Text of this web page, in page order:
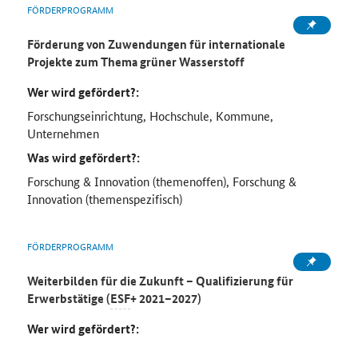
FÖRDERPROGRAMM
Förderung von Zuwendungen für internationale
Projekte zum Thema grüner Wasserstoff
Wer wird gefördert?:
Forschungseinrichtung, Hochschule, Kommune,
Unternehmen
Was wird gefördert?:
Forschung & Innovation (themenoffen), Forschung &
Innovation (themenspezifisch)
FÖRDERPROGRAMM
Weiterbilden für die Zukunft – Qualifizierung für
Erwerbstätige (ESF+ 2021–2027)
Wer wird gefördert?: